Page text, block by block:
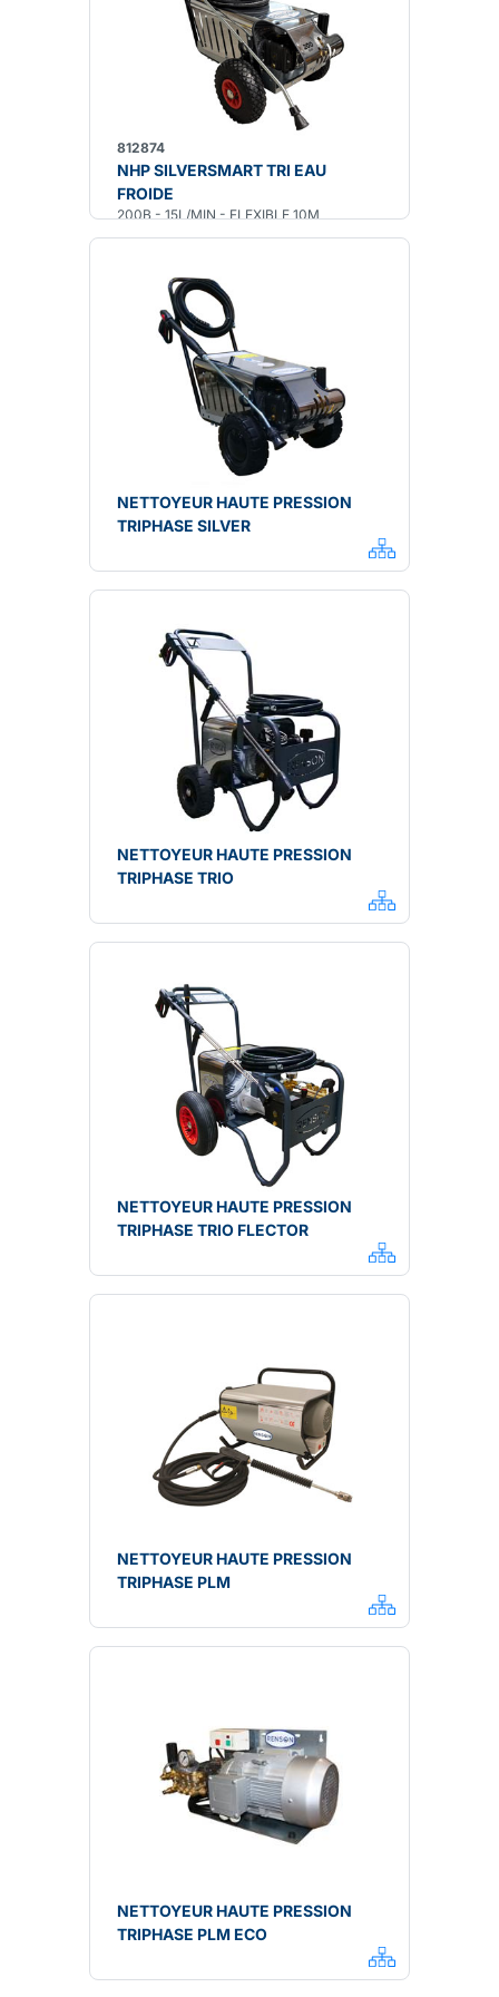
812874
NHP SILVERSMART TRI EAU
FROIDE
200B - 15L/MIN - FLEXIBLE 10M
NETTOYEUR HAUTE PRESSION
TRIPHASE SILVER
NETTOYEUR HAUTE PRESSION
TRIPHASE TRIO
NETTOYEUR HAUTE PRESSION
TRIPHASE TRIO FLECTOR
NETTOYEUR HAUTE PRESSION
TRIPHASE PLM
NETTOYEUR HAUTE PRESSION
TRIPHASE PLM ECO